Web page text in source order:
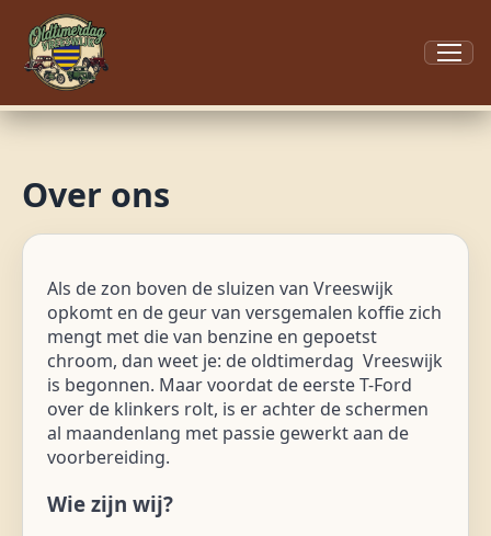
Menu
Over ons
Als de zon boven de sluizen van Vreeswijk
opkomt en de geur van versgemalen koffie zich
mengt met die van benzine en gepoetst
chroom, dan weet je: de oldtimerdag Vreeswijk
is begonnen. Maar voordat de eerste T-Ford
over de klinkers rolt, is er achter de schermen
al maandenlang met passie gewerkt aan de
voorbereiding.
Wie zijn wij?